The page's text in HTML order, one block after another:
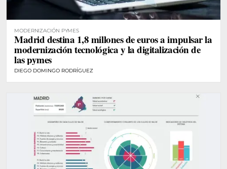
MODERNIZACIÓN PYMES
Madrid destina 1,8 millones de euros a impulsar la
modernización tecnológica y la digitalización de
las pymes
DIEGO DOMINGO RODRÍGUEZ